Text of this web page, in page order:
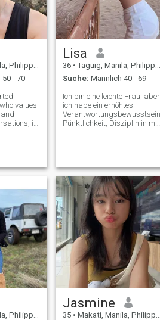
- 70
values
and
i
Lisa
36 • Taguig, Manila, Philippinen
Suche: Männlich 40 - 69
Ich bin eine leichte Frau, aber
ich habe ein erhöhtes
Verantwortungsbewusstsein.
Pünktlichkeit, Disziplin in mir
mir hinterlassen in Form von
Erfahrung und Respekt für
Menschen, in der Vermittlung
von Werten und Zielen, die
bereit bin zu erreichen
Jasmine
35 • Makati, Manila, Philippinen